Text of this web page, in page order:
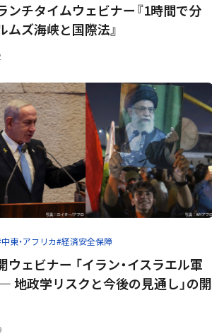
ンチタイムウェビナー『1時間で分
ムズ海峡と国際法』
東・アフリカ#経済安全保障
ウェビナー 「イラン・イスラエル軍
地政学リスクと今後の見通し」の開